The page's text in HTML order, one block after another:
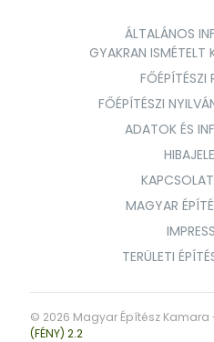
ÁLTALÁNOS
GYAKRAN ISMÉTELT
FŐÉPÍTÉSZI
FŐÉPÍTÉSZI
ADATOK ÉS
MAGYAR
TERÜLETI
© 2026 Magyar Építész Kamara
(FÉNY) 2.2